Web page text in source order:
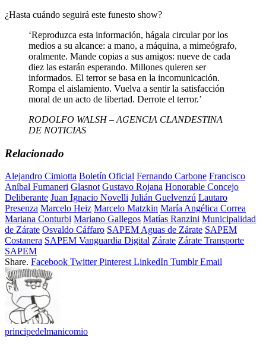
¿Hasta cuándo seguirá este funesto show?
‘Reproduzca esta información, hágala circular por los
medios a su alcance: a mano, a máquina, a mimeógrafo,
oralmente. Mande copias a sus amigos: nueve de cada
diez las estarán esperando. Millones quieren ser
informados. El terror se basa en la incomunicación.
Rompa el aislamiento. Vuelva a sentir la satisfacción
moral de un acto de libertad. Derrote el terror.’
RODOLFO WALSH – AGENCIA CLANDESTINA
DE NOTICIAS
Relacionado
Alejandro Cimiotta Boletín Oficial Fernando Carbone Francisco
Aníbal Fumaneri Glasnot Gustavo Rojana Honorable Concejo
Deliberante Juan Ignacio Novelli Julián Guelvenzú Lautaro
Presenza Marcelo Heiz Marcelo Matzkin María Angélica Correa
Mariana Conturbi Mariano Gallegos Matías Ranzini Municipalidad
de Zárate Osvaldo Cáffaro SAPEM Aguas de Zárate SAPEM
Costanera SAPEM Vanguardia Digital Zárate Zárate Transporte
SAPEM
Share. Facebook Twitter Pinterest LinkedIn Tumblr Email
principedelmanicomio